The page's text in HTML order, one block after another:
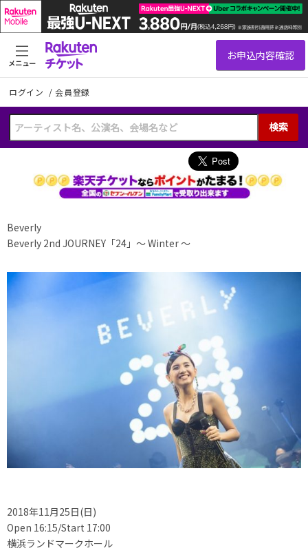
ログイン /会員登録
検索
メニュー
Beverly
Beverly 2nd JOURNEY「24」〜 Winter 〜
2018年11月25日(日)
Open 16:15/Start 17:00
横浜ランドマークホール